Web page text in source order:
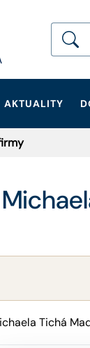
AKTUALITY
Tichá